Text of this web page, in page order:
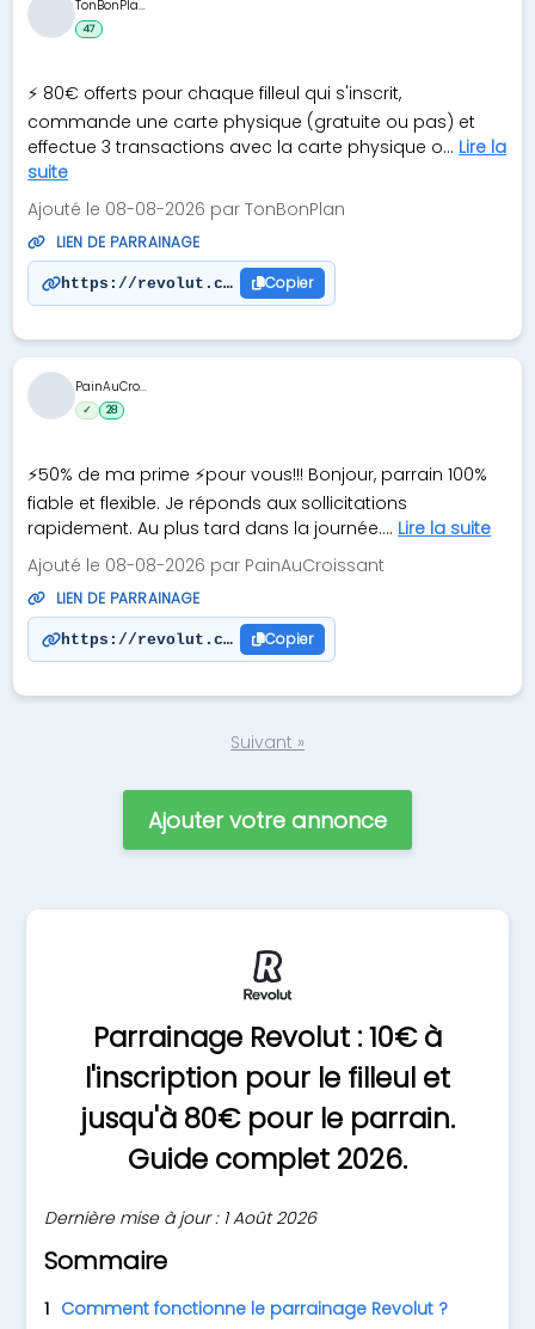
⚡ 80€ offerts pour chaque filleul qui s'inscrit,
commande une carte physique (gratuite ou pas) et
effectue 3 transactions avec la carte physique o... Lire la
suite
Ajouté le 08-08-2026 par TonBonPlan
LIEN DE PARRAINAGE
https://revolut.com/referral/?referral-
Copier
TonBonPla...
47
⚡50% de ma prime ⚡pour vous!!! Bonjour, parrain 100%
fiable et flexible. Je réponds aux sollicitations
rapidement. Au plus tard dans la journée.... Lire la suite
Ajouté le 08-08-2026 par PainAuCroissant
LIEN DE PARRAINAGE
https://revolut.com/referral/?referral-
Copier
PainAuCro...
✓ 28
Suivant »
Ajouter votre annonce
Parrainage Revolut : 10€ à
l'inscription pour le filleul et
jusqu'à 80€ pour le parrain.
Guide complet 2026.
Dernière mise à jour : 1 Août 2026
Sommaire
Comment fonctionne le parrainage Revolut ?